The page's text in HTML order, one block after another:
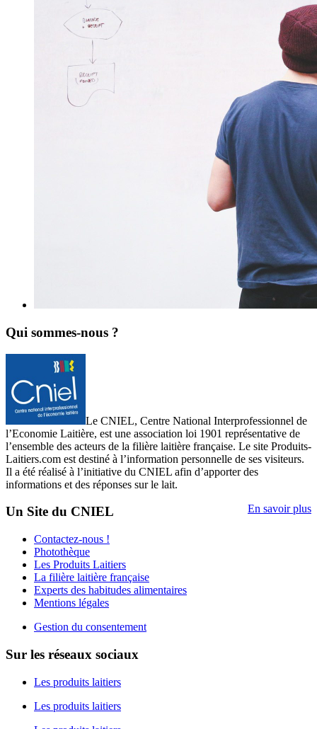
Qui sommes-nous ?
Le CNIEL, Centre National Interprofessionnel de
l’Economie Laitière, est une association loi 1901 représentative de
l’ensemble des acteurs de la filière laitière française. Le site Produits-
Laitiers.com est destiné à l’information personnelle de ses visiteurs.
Il a été réalisé à l’initiative du CNIEL afin d’apporter des
informations et des réponses sur le lait.
En savoir plus
Un Site du CNIEL
Contactez-nous !
Photothèque
Les Produits Laitiers
La filière laitière française
Experts des habitudes alimentaires
Mentions légales
Gestion du consentement
Sur les réseaux sociaux
Les produits laitiers
Les produits laitiers